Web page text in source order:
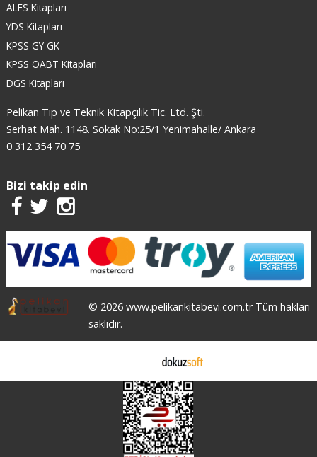
ALES Kitapları
YDS Kitapları
KPSS GY GK
KPSS ÖABT Kitapları
DGS Kitapları
Pelikan Tıp ve Teknik Kitapçılık Tic. Ltd. Şti.
Serhat Mah. 1148. Sokak No:25/1 Yenimahalle/ Ankara
0 312 354 70 75
Bizi takip edin
© 2026 www.pelikankitabevi.com.tr Tüm hakları
saklıdır.